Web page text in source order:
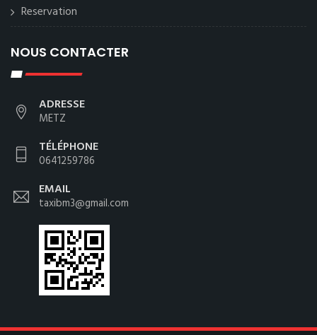
Reservation
NOUS CONTACTER
ADRESSE
METZ
TÉLÉPHONE
0641259786
EMAIL
taxibm3@gmail.com